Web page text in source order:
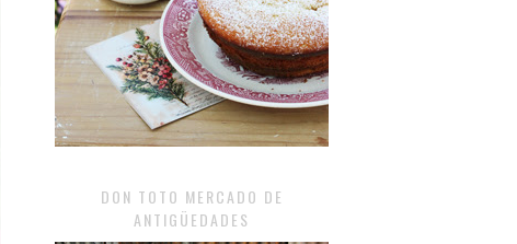
DON TOTO MERCADO DE
ANTIGÜEDADES